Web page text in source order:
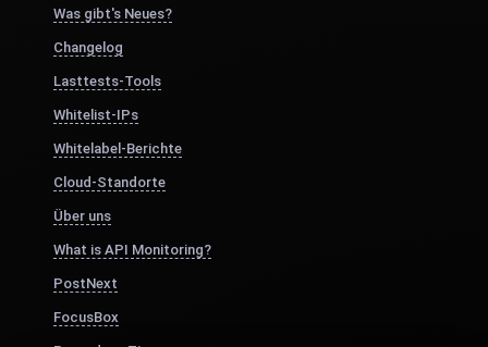
Was gibt's Neues?
Changelog
Lasttests-Tools
Whitelist-IPs
Whitelabel-Berichte
Cloud-Standorte
Über uns
What is API Monitoring?
PostNext
FocusBox